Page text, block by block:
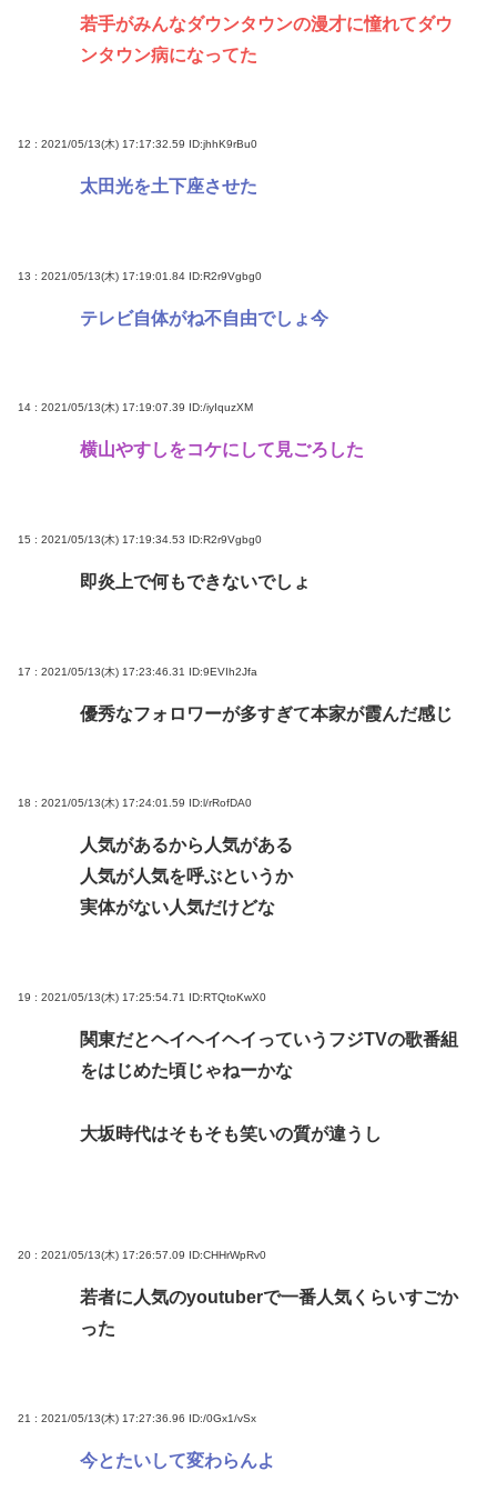
若手がみんなダウンタウンの漫才に憧れてダウ
ンタウン病になってた
12 : 2021/05/13(木) 17:17:32.59 ID:jhhK9rBu0
太田光を土下座させた
13 : 2021/05/13(木) 17:19:01.84 ID:R2r9Vgbg0
テレビ自体がね不自由でしょ今
14 : 2021/05/13(木) 17:19:07.39 ID:/iyIquzXM
横山やすしをコケにして見ごろした
15 : 2021/05/13(木) 17:19:34.53 ID:R2r9Vgbg0
即炎上で何もできないでしょ
17 : 2021/05/13(木) 17:23:46.31 ID:9EVIh2Jfa
優秀なフォロワーが多すぎて本家が霞んだ感じ
18 : 2021/05/13(木) 17:24:01.59 ID:l/rRofDA0
人気があるから人気がある
人気が人気を呼ぶというか
実体がない人気だけどな
19 : 2021/05/13(木) 17:25:54.71 ID:RTQtoKwX0
関東だとヘイヘイヘイっていうフジTVの歌番組
をはじめた頃じゃねーかな
大坂時代はそもそも笑いの質が違うし
20 : 2021/05/13(木) 17:26:57.09 ID:CHHrWpRv0
若者に人気のyoutuberで一番人気くらいすごか
った
21 : 2021/05/13(木) 17:27:36.96 ID:/0Gx1/vSx
今とたいして変わらんよ